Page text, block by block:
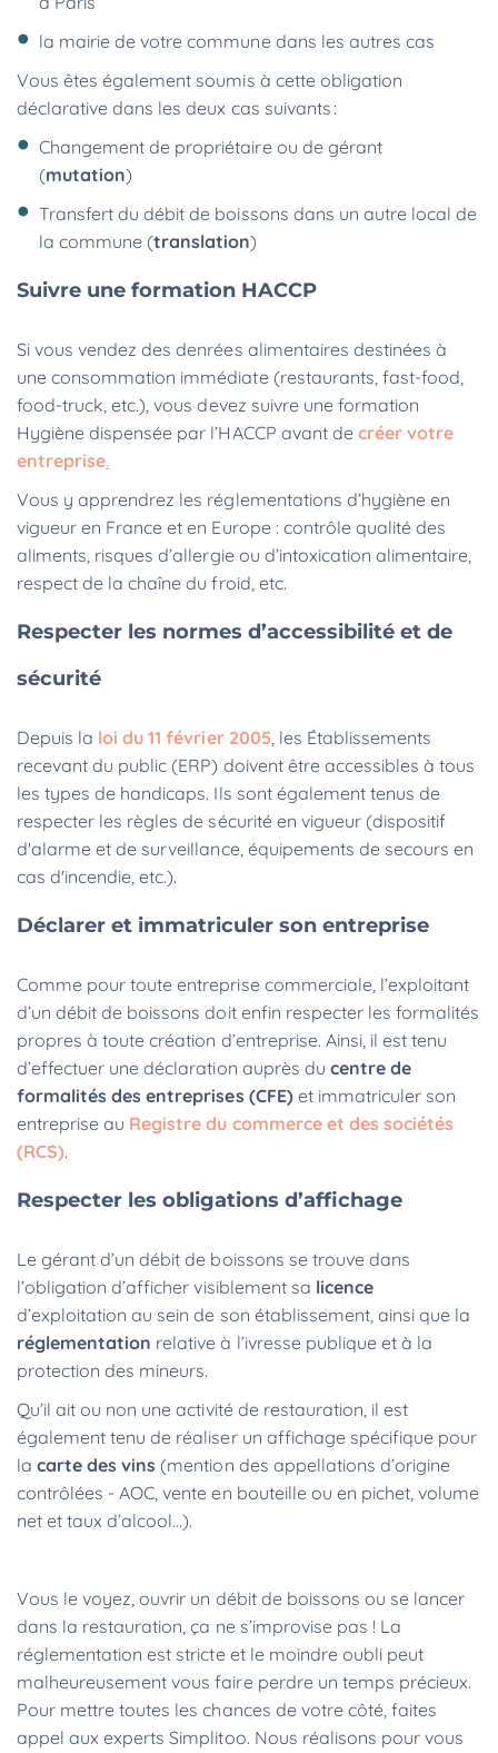
la mairie de votre commune dans les autres cas
Vous êtes également soumis à cette obligation
déclarative dans les deux cas suivants :
Changement de propriétaire ou de gérant
(mutation)
Transfert du débit de boissons dans un autre local de
la commune (translation)
Suivre une formation HACCP
Si vous vendez des denrées alimentaires destinées à
une consommation immédiate (restaurants, fast-food,
food-truck, etc.), vous devez suivre une formation
Hygiène dispensée par l’HACCP avant de créer votre
entreprise.
Vous y apprendrez les réglementations d’hygiène en
vigueur en France et en Europe : contrôle qualité des
aliments, risques d’allergie ou d’intoxication alimentaire,
respect de la chaîne du froid, etc.
Respecter les normes d’accessibilité et de
sécurité
Depuis la loi du 11 février 2005, les Établissements
recevant du public (ERP) doivent être accessibles à tous
les types de handicaps. Ils sont également tenus de
respecter les règles de sécurité en vigueur (dispositif
d'alarme et de surveillance, équipements de secours en
cas d'incendie, etc.).
Déclarer et immatriculer son entreprise
Comme pour toute entreprise commerciale, l’exploitant
d’un débit de boissons doit enfin respecter les formalités
propres à toute création d’entreprise. Ainsi, il est tenu
d’effectuer une déclaration auprès du centre de
formalités des entreprises (CFE)et immatriculer son
entreprise au Registre du commerce et des sociétés
(RCS).
Respecter les obligations d’affichage
Le gérant d’un débit de boissons se trouve dans
l’obligation d’afficher visiblement sa licence
d’exploitation au sein de son établissement, ainsi que la
réglementation relative à l’ivresse publique et à la
protection des mineurs.
Qu’il ait ou non une activité de restauration, il est
également tenu de réaliser un affichage spécifique pour
lacarte des vins (mention des appellations d’origine
contrôlées - AOC, vente en bouteille ou en pichet, volume
net et taux d’alcool…).
Vous le voyez, ouvrir un débit de boissons ou se lancer
dans la restauration, ça ne s’improvise pas ! La
réglementation est stricte et le moindre oubli peut
malheureusement vous faire perdre un temps précieux.
Pour mettre toutes les chances de votre côté, faites
appel aux experts Simplitoo. Nous réalisons pour vous